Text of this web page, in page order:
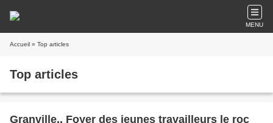
MENU
Accueil » Top articles
Top articles
Granville.. Foyer des jeunes travailleurs le roc